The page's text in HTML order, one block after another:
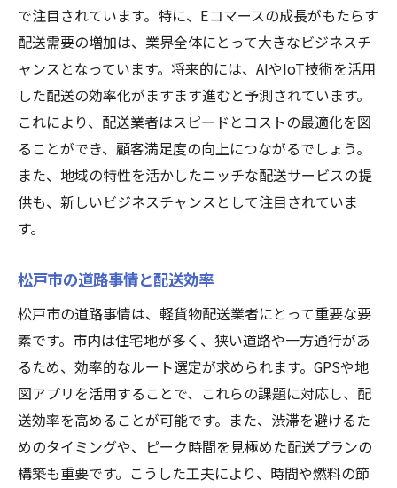
で注目されています。特に、Eコマースの成長がもたらす
配送需要の増加は、業界全体にとって大きなビジネスチ
ャンスとなっています。将来的には、AIやIoT技術を活用
した配送の効率化がますます進むと予測されています。
これにより、配送業者はスピードとコストの最適化を図
ることができ、顧客満足度の向上につながるでしょう。
また、地域の特性を活かしたニッチな配送サービスの提
供も、新しいビジネスチャンスとして注目されていま
す。
松戸市の道路事情と配送効率
松戸市の道路事情は、軽貨物配送業者にとって重要な要
素です。市内は住宅地が多く、狭い道路や一方通行があ
るため、効率的なルート選定が求められます。GPSや地
図アプリを活用することで、これらの課題に対応し、配
送効率を高めることが可能です。また、渋滞を避けるた
めのタイミングや、ピーク時間を見極めた配送プランの
構築も重要です。こうした工夫により、時間や燃料の節